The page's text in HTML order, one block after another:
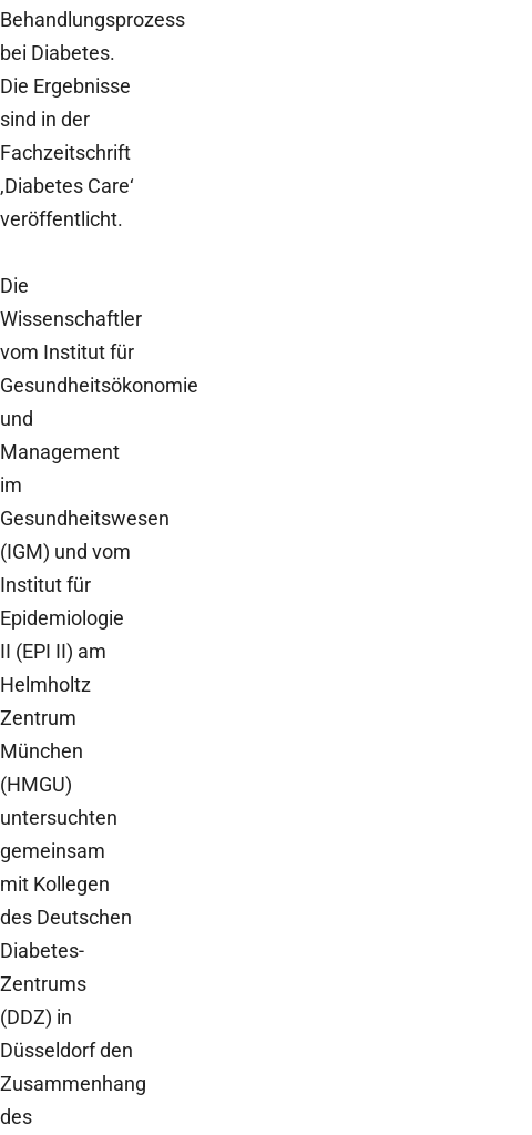
Behandlungsprozess
bei Diabetes.
Die Ergebnisse
sind in der
Fachzeitschrift
‚Diabetes Care‘
veröffentlicht.
Die
Wissenschaftler
vom Institut für
Gesundheitsökonomie
und
Management
im
Gesundheitswesen
(IGM) und vom
Institut für
Epidemiologie
II (EPI II) am
Helmholtz
Zentrum
München
(HMGU)
untersuchten
gemeinsam
mit Kollegen
des Deutschen
Diabetes-
Zentrums
(DDZ) in
Düsseldorf den
Zusammenhang
des